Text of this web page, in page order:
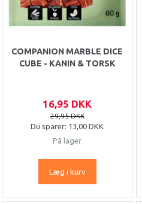
COMPANION MARBLE DICE
CUBE - KANIN & TORSK
16,95 DKK
29,95 DKK
Du sparer: 13,00 DKK
På lager
Læg i kurv